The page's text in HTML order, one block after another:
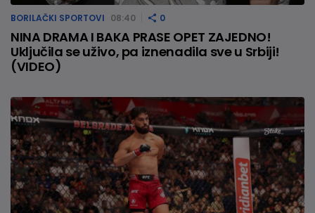
BORILAČKI SPORTOVI 08:40 0
NINA DRAMA I BAKA PRASE OPET ZAJEDNO!
Uključila se uživo, pa iznenadila sve u Srbiji!
(VIDEO)